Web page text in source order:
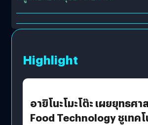
Highlight
อายิโนะโมะโต๊ะ เผยยุทธศา
Food Technology ชูเทคโ